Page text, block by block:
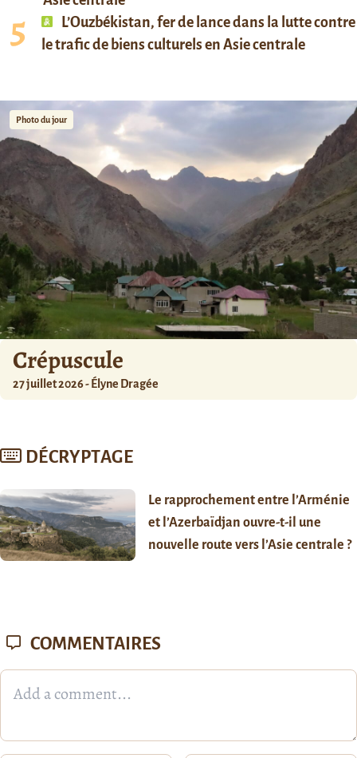
L’Ouzbékistan, fer de lance dans la lutte contre
le trafic de biens culturels en Asie centrale
Photo du jour
Crépuscule
27 juillet 2026 - Élyne Dragée
DÉCRYPTAGE
Le rapprochement entre l’Arménie
et l’Azerbaïdjan ouvre-t-il une
nouvelle route vers l’Asie centrale ?
COMMENTAIRES